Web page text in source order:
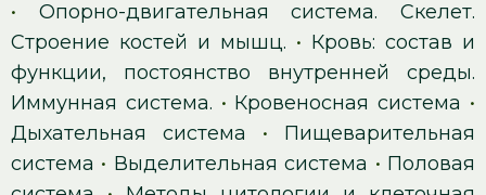
• Опорно-двигательная система. Скелет.
Строение костей и мышц. • Кровь: состав и
функции, постоянство внутренней среды.
Иммунная система. • Кровеносная система •
Дыхательная система • Пищеварительная
система • Выделительная система • Половая